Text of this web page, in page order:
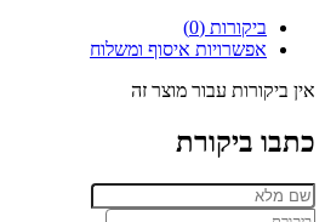
ביקורות (0)
אפשרויות איסוף ומשלוח
אין ביקורות עבור מוצר זה
כתבו ביקורת